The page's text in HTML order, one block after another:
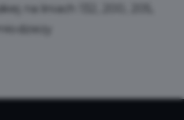
na liniach 132, 200, 205,